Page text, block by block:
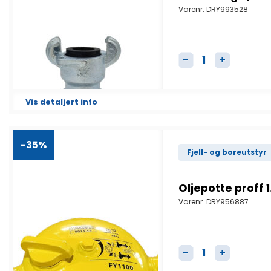
Varenr.DRY993528
Klokobling 3/4
Vis detaljert info
-35%
Fjell- og boreutstyr
Oljepotte proff
Varenr.DRY956887
Oljepotte proff